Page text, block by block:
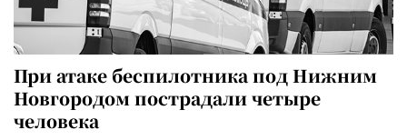
При атаке беспилотника под Нижним
Новгородом пострадали четыре
человека